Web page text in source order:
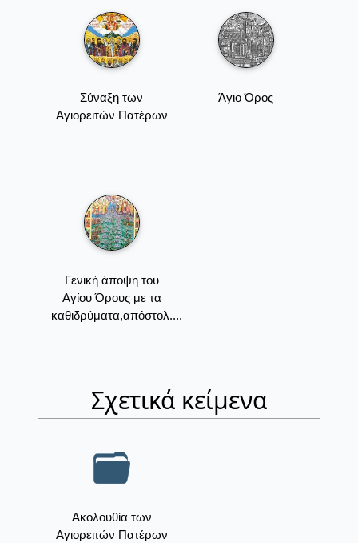
Σύναξη των
Αγιορειτών Πατέρων
Άγιο Όρος
Γενική άποψη του
Aγίου Όρους με τα
καθιδρύματα,απόστολ....
Σχετικά κείμενα
Ακολουθία των
Αγιορειτών Πατέρων